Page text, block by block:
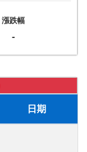
漲跌幅
-
日期